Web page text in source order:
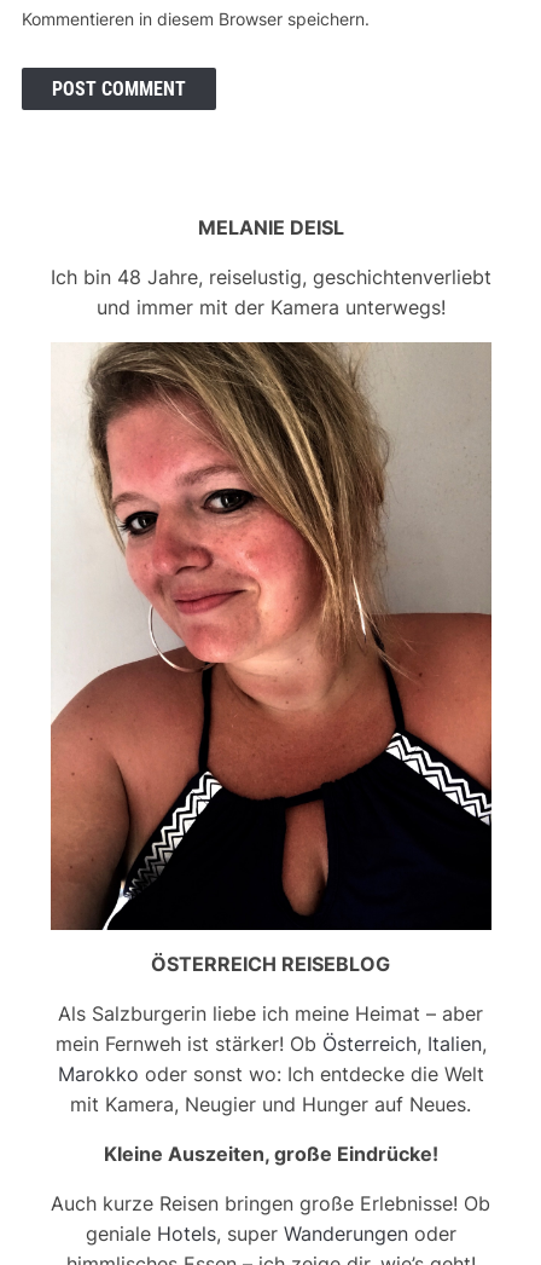
Kommentieren in diesem Browser speichern.
MELANIE DEISL
Ich bin 48 Jahre, reiselustig, geschichtenverliebt
und immer mit der Kamera unterwegs!
ÖSTERREICH REISEBLOG
Als Salzburgerin liebe ich meine Heimat – aber
mein Fernweh ist stärker! Ob Österreich, Italien,
Marokko oder sonst wo: Ich entdecke die Welt
mit Kamera, Neugier und Hunger auf Neues.
Kleine Auszeiten, große Eindrücke!
Auch kurze Reisen bringen große Erlebnisse! Ob
geniale Hotels, super Wanderungenoder